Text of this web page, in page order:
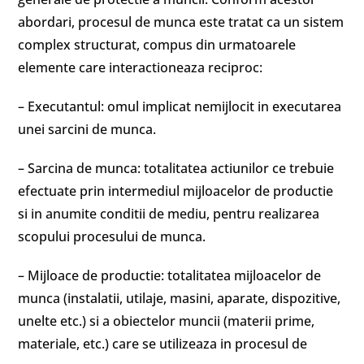
abordari, procesul de munca este tratat ca un sistem
complex structurat, compus din urmatoarele
elemente care interactioneaza reciproc:
– Executantul: omul implicat nemijlocit in executarea
unei sarcini de munca.
– Sarcina de munca: totalitatea actiunilor ce trebuie
efectuate prin intermediul mijloacelor de productie
si in anumite conditii de mediu, pentru realizarea
scopului procesului de munca.
– Mijloace de productie: totalitatea mijloacelor de
munca (instalatii, utilaje, masini, aparate, dispozitive,
unelte etc.) si a obiectelor muncii (materii prime,
materiale, etc.) care se utilizeaza in procesul de